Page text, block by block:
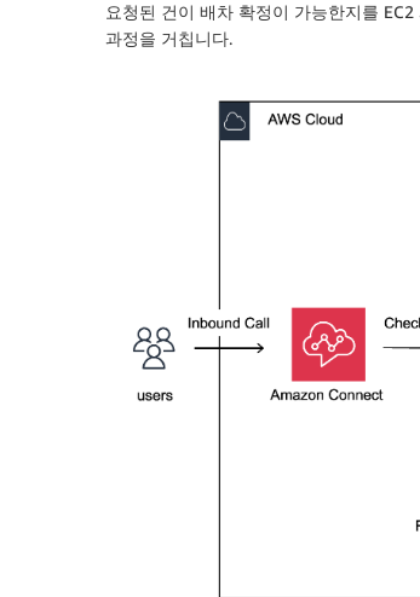
요청된 건이 배차 확정이 가능한지를
과정을 거칩니다.